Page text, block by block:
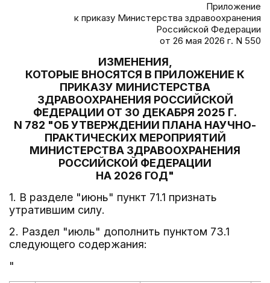
Приложение
к приказу Министерства здравоохранения
Российской Федерации
от 26 мая 2026 г. N 550
ИЗМЕНЕНИЯ,
КОТОРЫЕ ВНОСЯТСЯ В ПРИЛОЖЕНИЕ К
ПРИКАЗУ МИНИСТЕРСТВА
ЗДРАВООХРАНЕНИЯ РОССИЙСКОЙ
ФЕДЕРАЦИИ ОТ 30 ДЕКАБРЯ 2025 Г.
N 782 "ОБ УТВЕРЖДЕНИИ ПЛАНА НАУЧНО-
ПРАКТИЧЕСКИХ МЕРОПРИЯТИЙ
МИНИСТЕРСТВА ЗДРАВООХРАНЕНИЯ
РОССИЙСКОЙ ФЕДЕРАЦИИ
НА 2026 ГОД"
1. В разделе "июнь" пункт 71.1 признать
утратившим силу.
2. Раздел "июль" дополнить пунктом 73.1
следующего содержания:
"